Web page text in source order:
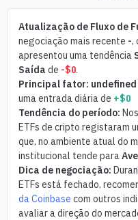
Atualização de Fluxo de
negociação mais recente -,
apresentou uma tendência
Saída de -$0.
Principal fator: undefined
uma entrada diária de +$0
Tendência do período:
ETFs de cripto registaram
que, no ambiente atual do
institucional tende para
Dica de negociação:
ETFs está fechado,
da Coinbase com outros
avaliar a direção do